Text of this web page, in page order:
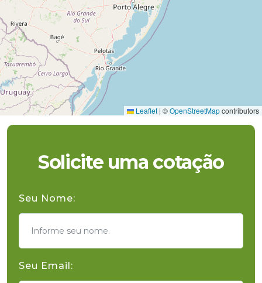
Leaflet | ©OpenStreetMapcontributors
Solicite uma cotação
Seu Nome:
Seu Email: